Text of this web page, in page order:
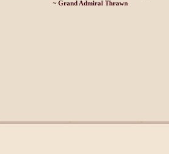
~ Grand Admiral Thrawn